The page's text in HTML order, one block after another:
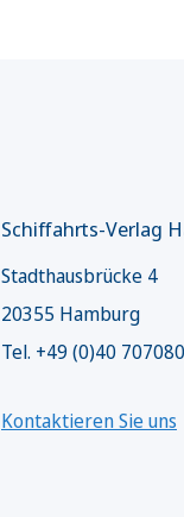
Schiffahrts-Verlag
Stadthausbrücke 4
20355 Hamburg
Tel. +49 (0)40
Kontaktieren Sie uns